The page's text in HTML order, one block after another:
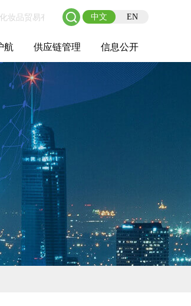
中文 EN
航 供应链管理
供应链介绍
供应链合作
信息公开
基本信息
管理架构
人事薪酬
经营成果
重大事项